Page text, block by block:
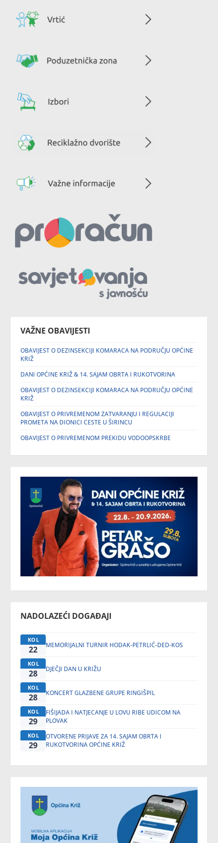
VAŽNE OBAVIJESTI
OBAVIJEST O DEZINSEKCIJI KOMARACA NA PODRUČJU OPĆINE
KRIŽ
DANI OPĆINE KRIŽ & 14. SAJAM OBRTA I RUKOTVORINA
OBAVIJEST O DEZINSEKCIJI KOMARACA NA PODRUČJU OPĆINE
KRIŽ
OBAVIJEST O PRIVREMENOM ZATVARANJU I REGULACIJI
PROMETA NA DIONICI CESTE U ŠIRINCU
OBAVIJEST O PRIVREMENOM PREKIDU VODOOPSKRBE
NADOLAZEĆI DOGAĐAJI
KOL
22 MEMORIJALNI TURNIR HODAK-PETRLIĆ-DED-KOS
KOL
28 DJEČJI DAN U KRIŽU
KOL
28 KONCERT GLAZBENE GRUPE RINGIŠPIL
KOL
29
FIŠIJADA I NATJECANJE U LOVU RIBE UDICOM NA
PLOVAK
KOL
29
OTVORENE PRIJAVE ZA 14. SAJAM OBRTA I
RUKOTVORINA OPĆINE KRIŽ